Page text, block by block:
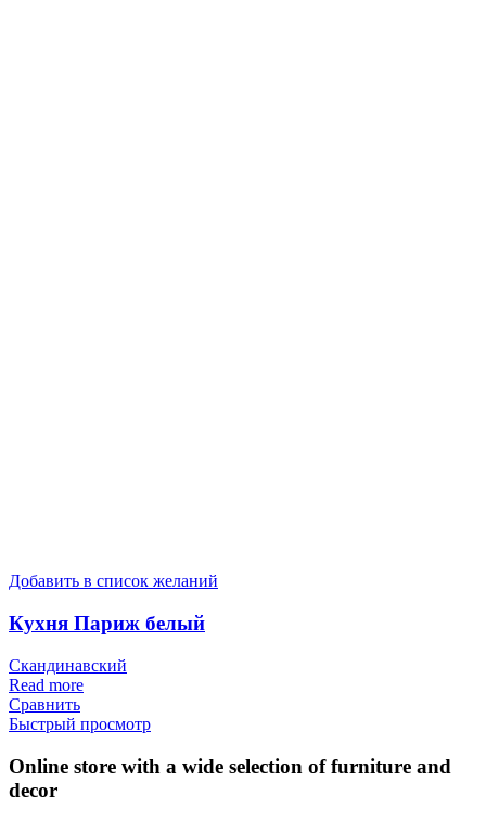
Добавить в список желаний
Кухня Париж белый
Скандинавский
Read more
Сравнить
Быстрый просмотр
Online store with a wide selection of furniture and
decor